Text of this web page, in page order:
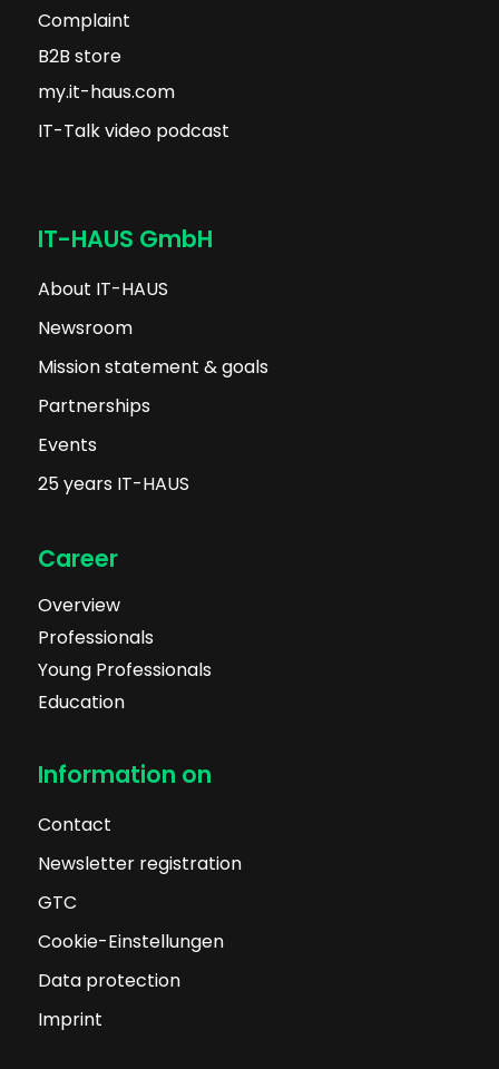
Complaint
B2B store
my.it-haus.com
IT-Talk video podcast
IT-HAUS GmbH
About IT-HAUS
Newsroom
Mission statement & goals
Partnerships
Events
25 years IT-HAUS
Career
Overview
Professionals
Young Professionals
Education
Information on
Contact
Newsletter registration
GTC
Cookie-Einstellungen
Data protection
Imprint